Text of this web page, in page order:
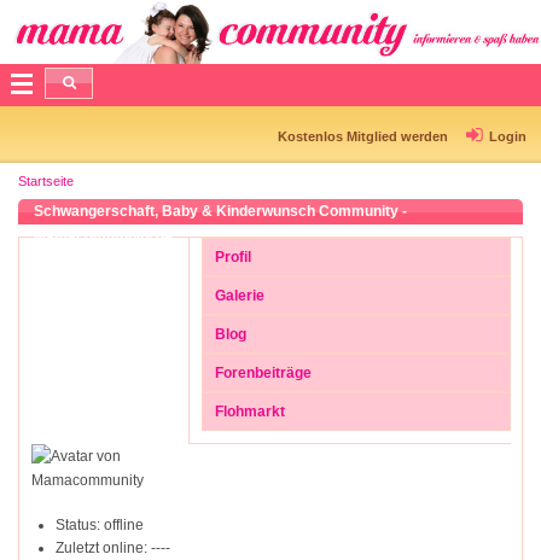
Kostenlos Mitglied werden Login
Startseite
Schwangerschaft, Baby & Kinderwunsch Community -
Mamacommunity.de
Profil
Galerie
Blog
Forenbeiträge
Flohmarkt
Status: offline
Zuletzt online: ----